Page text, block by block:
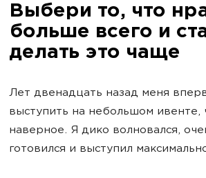
Выбери то, что
больше всего и
делать это чаще
Лет двенадцать назад меня
выступить на небольшом ивенте,
наверное. Я дико волновался,
готовился и выступил